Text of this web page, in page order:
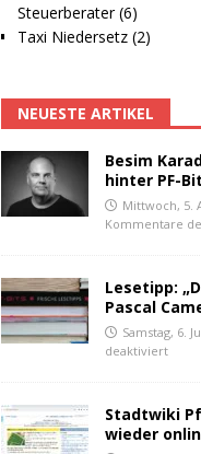
Steuerberater (6)
Taxi Niedersetz (2)
NEUESTE ARTIKEL
Besim
hinter PF-
Mittwoch, 5.
Kommentare
Lesetipp:
Pascal
Samstag, 6.
deaktiviert
Stadtwiki
wieder